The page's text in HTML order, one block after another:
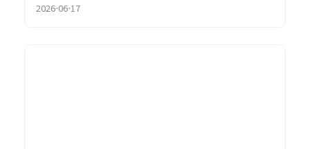
2026-06-17